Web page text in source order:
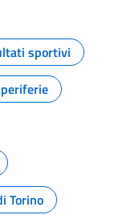
sportivi
Torino